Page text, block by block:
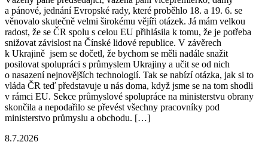
a pánové, jednání Evropské rady, které proběhlo 18. a 19. 6. se
věnovalo skutečně velmi širokému vějíři otázek. Já mám velkou
radost, že se ČR spolu s celou EU přihlásila k tomu, že je potřeba
snižovat závislost na Čínské lidové republice. V závěrech
k Ukrajině jsem se dočetl, že bychom se měli nadále snažit
posilovat spolupráci s průmyslem Ukrajiny a učit se od nich
o nasazení nejnovějších technologií. Tak se nabízí otázka, jak si to
vláda ČR teď představuje u nás doma, když jsme se na tom shodli
v rámci EU. Sekce průmyslové spolupráce na ministerstvu obrany
skončila a nepodařilo se převést všechny pracovníky pod
ministerstvo průmyslu a obchodu. […]
8.7.2026